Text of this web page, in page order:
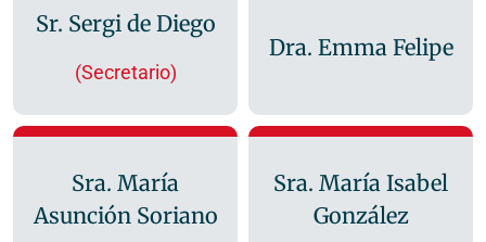
Sr. Sergi de Diego
(Secretario)
Dra. Emma Felipe
Sra. María
Asunción Soriano
Sra. María Isabel
González